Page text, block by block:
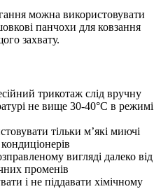
можна використовувати
панчохи для ковзання
захвату.
трикотаж слід вручну
не вище 30-40°C в режимі
тільки м’які миючі
вигляді далеко від
променів
і не піддавати хімічному